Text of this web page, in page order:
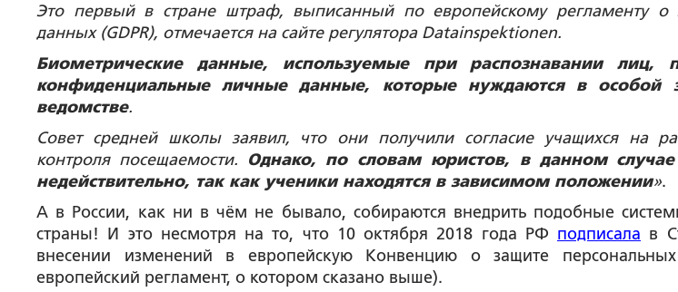
Это первый в стране штраф, выписанный по европейскому регламенту о
данных (GDPR), отмечается на сайте регулятора Datainspektionen.
Биометрические данные, используемые при распознавании лиц,
конфиденциальные личные данные, которые нуждаются в особой
ведомстве.
Совет средней школы заявил, что они получили согласие учащихся на
контроля посещаемости.
Однако, по словам юристов, в данном случае
недействительно, так как ученики находятся в зависимом положении».
А в России, как ни в чём не бывало, собираются внедрить подобные
страны! И это несмотря на то, что 10 октября 2018 года РФ подписала в
внесении изменений в европейскую Конвенцию о защите
европейский регламент, о котором сказано выше).